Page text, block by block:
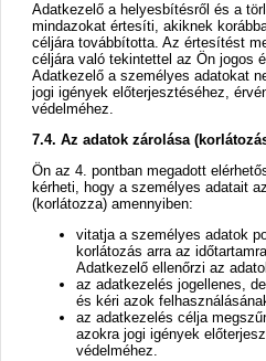
Adatkezelő a helyesbítésről és a
mindazokat értesíti, akiknek
céljára továbbította. Az értesítést
céljára való tekintettel az Ön jogos
Adatkezelő a személyes adatokat
jogi igények előterjesztéséhez,
védelméhez.
7.4. Az adatok zárolása
Ön az 4. pontban megadott
kérheti, hogy a személyes adatait
(korlátozza) amennyiben:
vitatja a személyes adatok
korlátozás arra az
Adatkezelő ellenőrzi az
az adatkezelés jogellenes,
és kéri azok
az adatkezelés célja
azokra jogi igények
védelméhez.